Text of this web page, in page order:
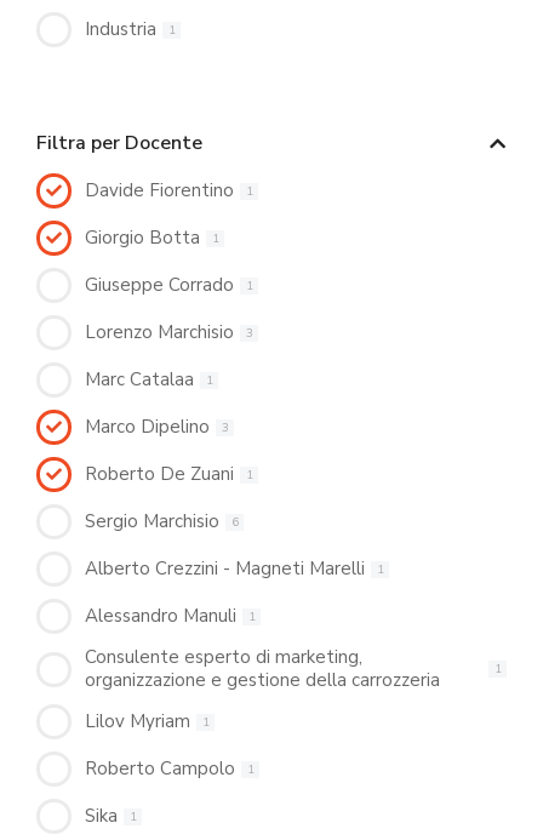
Industria 1
Filtra per Docente
Davide Fiorentino 1
Giorgio Botta 1
Giuseppe Corrado 1
Lorenzo Marchisio 3
Marc Catalaa 1
Marco Dipelino 3
Roberto De Zuani 1
Sergio Marchisio 6
Alberto Crezzini - Magneti Marelli 1
Alessandro Manuli 1
Consulente esperto di marketing,
organizzazione e gestione della carrozzeria
1
Lilov Myriam 1
Roberto Campolo 1
Sika 1